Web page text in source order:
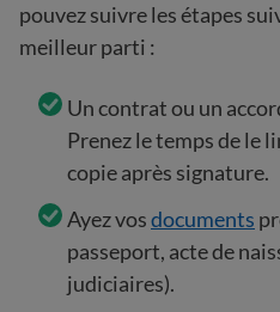
pouvez suivre les étapes
meilleur parti :
Un contrat ou un
Prenez le temps de le
copie après signature.
Ayez vosdocuments
passeport, acte de
judiciaires).